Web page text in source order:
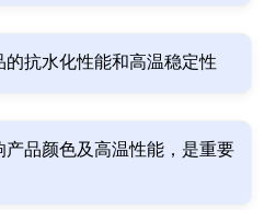
抗水化性能和高温稳定性
产品颜色及高温性能，是重要